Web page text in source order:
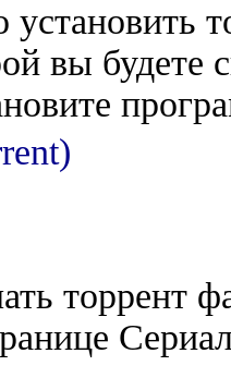
установить
вы будете
торрент